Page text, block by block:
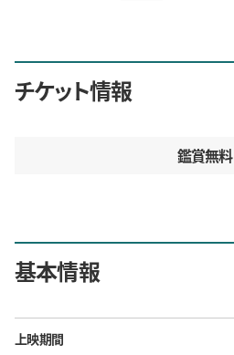
チケット情報
鑑賞無料
基本情報
上映期間